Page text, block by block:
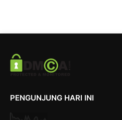
PENGUNJUNG HARI INI